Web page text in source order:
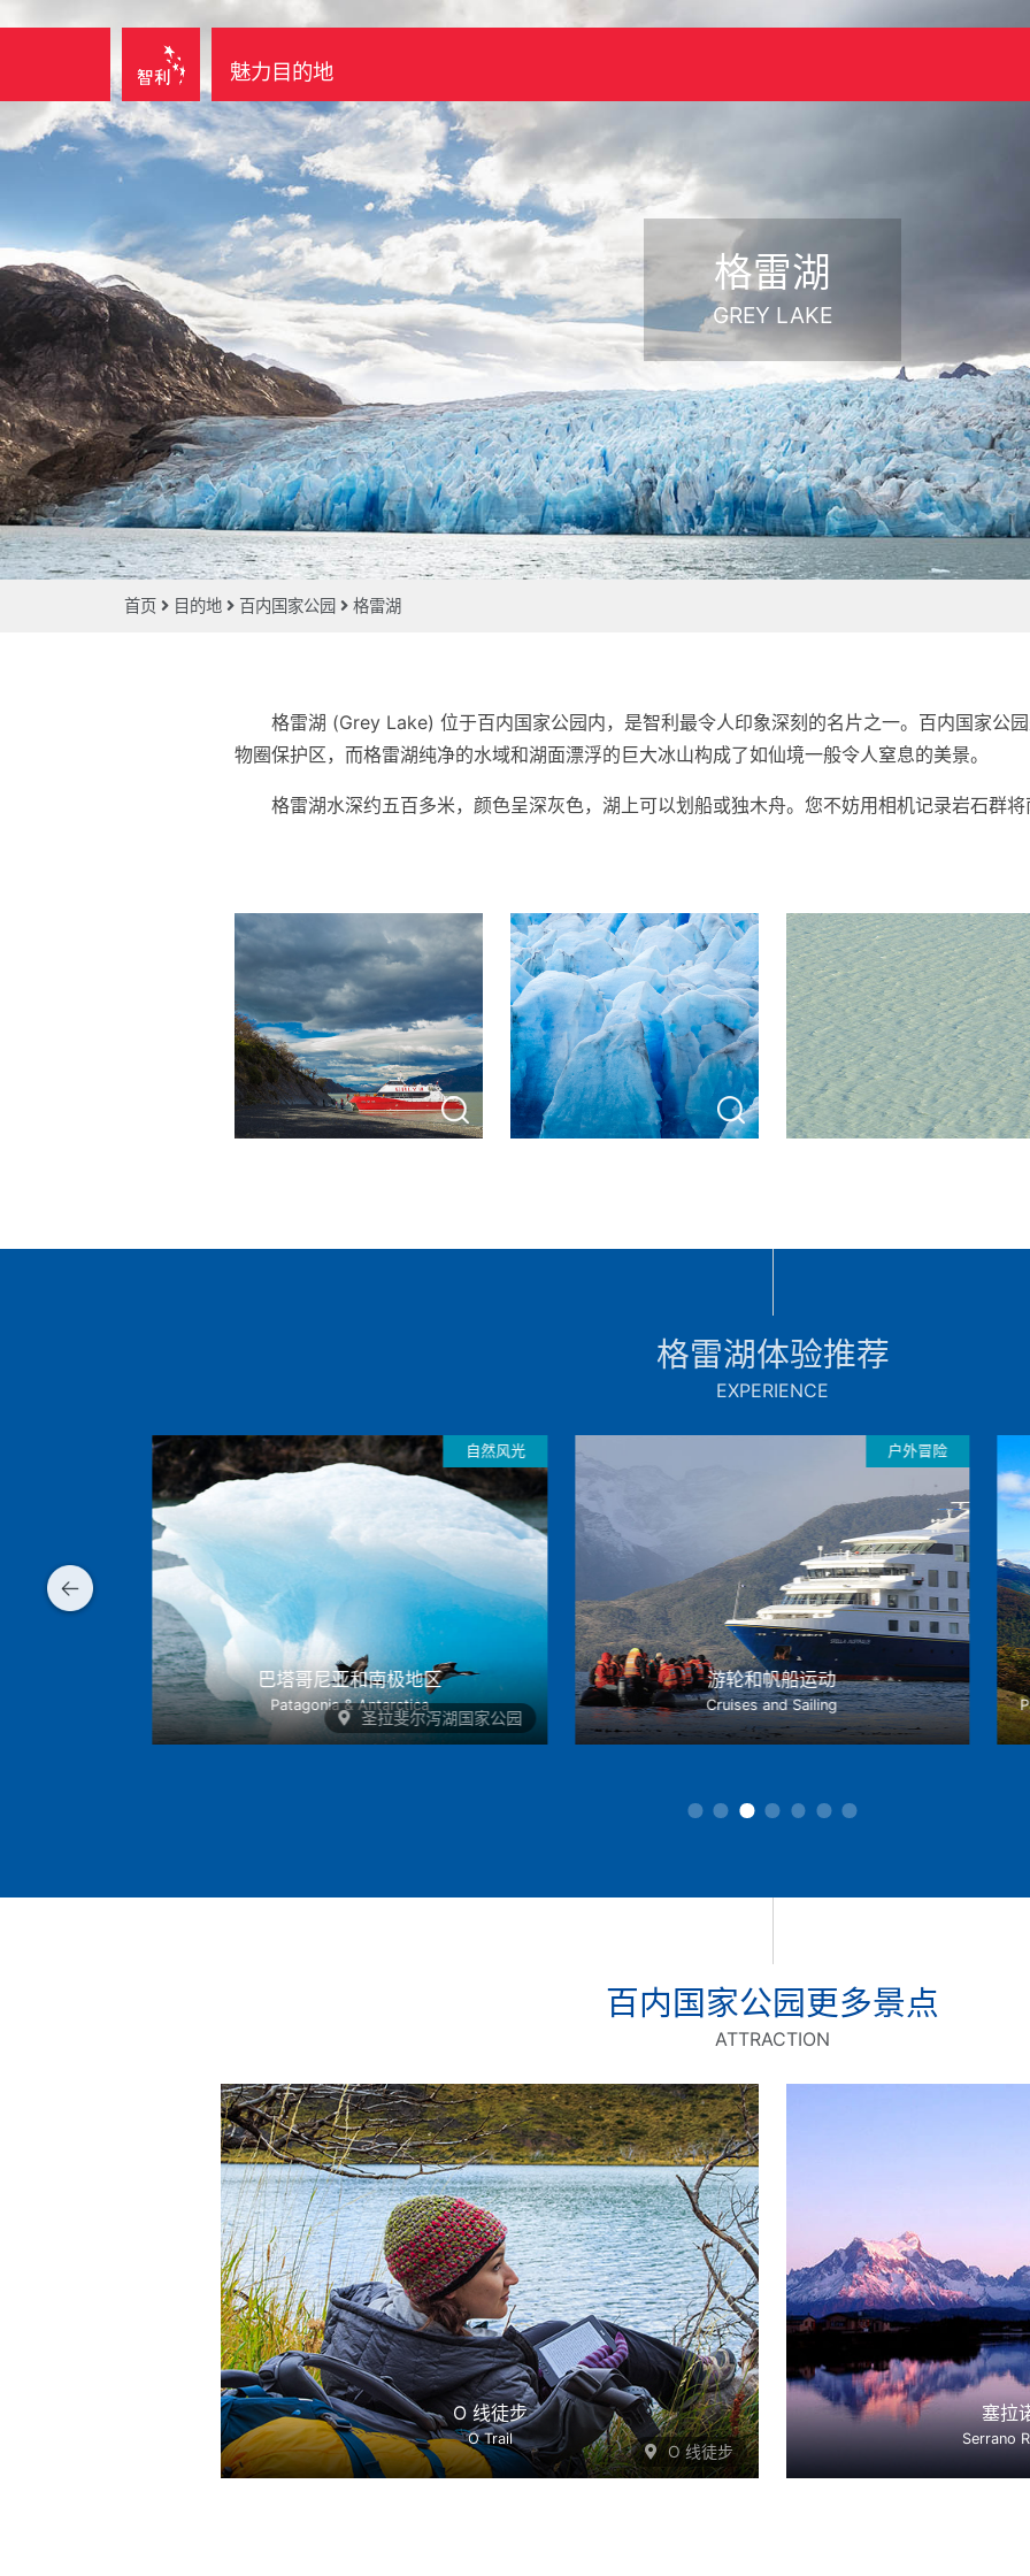
魅力目的地
格雷湖
GREY LAKE
首页 目的地 百内国家公园 格雷湖
格雷湖 (Grey Lake) 位于百内国家公园内，是智利最令人印象深刻的名片之一。百内国家公
物圈保护区，而格雷湖纯净的水域和湖面漂浮的巨大冰山构成了如仙境一般令人窒息的美景。
格雷湖水深约五百多米，颜色呈深灰色，湖上可以划船或独木舟。您不妨用相机记录岩石群
格雷湖体验推荐
EXPERIENCE
巴塔哥尼亚和南极地区
Patagonia & Antarctica
圣拉斐尔泻湖国家公园
自然风光
游轮和帆船运动
Cruises and Sailing
户外冒险
百内国家公园更多景点
ATTRACTION
O 线徒步
O Trail
O 线徒步
塞拉
Serrano